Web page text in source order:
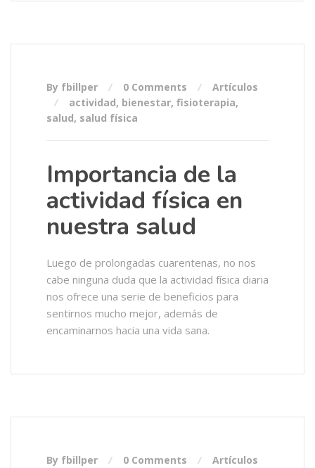
By fbillper 0 Comments
Artículos
actividad, bienestar, fisioterapia,
salud, salud física
Importancia de la
actividad física en
nuestra salud
Luego de prolongadas cuarentenas, no nos
cabe ninguna duda que la actividad física diaria
nos ofrece una serie de beneficios para
sentirnos mucho mejor, además de
encaminarnos hacia una vida sana.
By fbillper 0 Comments
Artículos